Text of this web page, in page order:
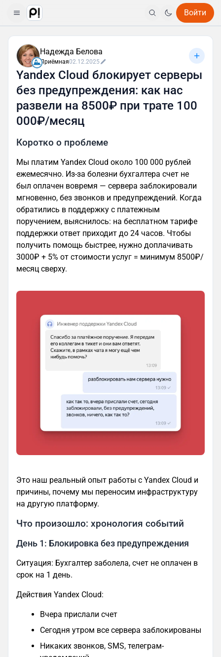
Войти
Надежда Белова
Приёмная02.12.2025
Yandex Cloud блокирует серверы
без предупреждения: как нас
развели на 8500₽ при трате 100
000₽/месяц
Коротко о проблеме
Мы платим Yandex Cloud около 100 000 рублей
ежемесячно. Из-за болезни бухгалтера счет не
был оплачен вовремя — сервера заблокировали
мгновенно, без звонков и предупреждений. Когда
обратились в поддержку с платежным
поручением, выяснилось: на бесплатном тарифе
поддержки ответ приходит до 24 часов. Чтобы
получить помощь быстрее, нужно доплачивать
3000₽ + 5% от стоимости услуг = минимум 8500₽/
месяц сверху.
Это наш реальный опыт работы с Yandex Cloud и
причины, почему мы переносим инфраструктуру
на другую платформу.
Что произошло: хронология событий
День 1: Блокировка без предупреждения
Ситуация: Бухгалтер заболела, счет не оплачен в
срок на 1 день.
Действия Yandex Cloud:
Вчера прислали счет
Сегодня утром все сервера заблокированы
Никаких звонков, SMS, телеграм-